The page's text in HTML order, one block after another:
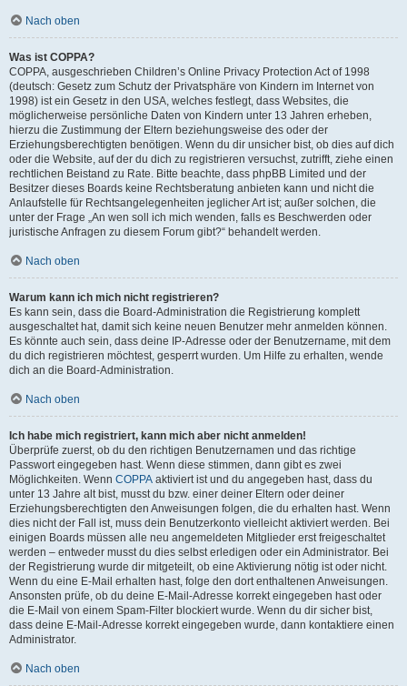
Nach oben
Was ist COPPA?
COPPA, ausgeschrieben Children’s Online Privacy Protection Act of 1998
(deutsch: Gesetz zum Schutz der Privatsphäre von Kindern im Internet von
1998) ist ein Gesetz in den USA, welches festlegt, dass Websites, die
möglicherweise persönliche Daten von Kindern unter 13 Jahren erheben,
hierzu die Zustimmung der Eltern beziehungsweise des oder der
Erziehungsberechtigten benötigen. Wenn du dir unsicher bist, ob dies auf dich
oder die Website, auf der du dich zu registrieren versuchst, zutrifft, ziehe einen
rechtlichen Beistand zu Rate. Bitte beachte, dass phpBB Limited und der
Besitzer dieses Boards keine Rechtsberatung anbieten kann und nicht die
Anlaufstelle für Rechtsangelegenheiten jeglicher Art ist; außer solchen, die
unter der Frage „An wen soll ich mich wenden, falls es Beschwerden oder
juristische Anfragen zu diesem Forum gibt?“ behandelt werden.
Nach oben
Warum kann ich mich nicht registrieren?
Es kann sein, dass die Board-Administration die Registrierung komplett
ausgeschaltet hat, damit sich keine neuen Benutzer mehr anmelden können.
Es könnte auch sein, dass deine IP-Adresse oder der Benutzername, mit dem
du dich registrieren möchtest, gesperrt wurden. Um Hilfe zu erhalten, wende
dich an die Board-Administration.
Nach oben
Ich habe mich registriert, kann mich aber nicht anmelden!
Überprüfe zuerst, ob du den richtigen Benutzernamen und das richtige
Passwort eingegeben hast. Wenn diese stimmen, dann gibt es zwei
Möglichkeiten. Wenn COPPA aktiviert ist und du angegeben hast, dass du
unter 13 Jahre alt bist, musst du bzw. einer deiner Eltern oder deiner
Erziehungsberechtigten den Anweisungen folgen, die du erhalten hast. Wenn
dies nicht der Fall ist, muss dein Benutzerkonto vielleicht aktiviert werden. Bei
einigen Boards müssen alle neu angemeldeten Mitglieder erst freigeschaltet
werden – entweder musst du dies selbst erledigen oder ein Administrator. Bei
der Registrierung wurde dir mitgeteilt, ob eine Aktivierung nötig ist oder nicht.
Wenn du eine E-Mail erhalten hast, folge den dort enthaltenen Anweisungen.
Ansonsten prüfe, ob du deine E-Mail-Adresse korrekt eingegeben hast oder
die E-Mail von einem Spam-Filter blockiert wurde. Wenn du dir sicher bist,
dass deine E-Mail-Adresse korrekt eingegeben wurde, dann kontaktiere einen
Administrator.
Nach oben